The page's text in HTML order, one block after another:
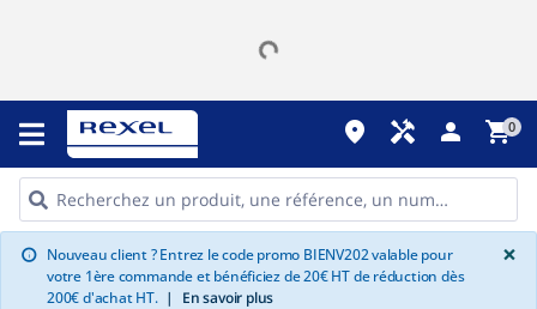
place handyman person shopping_cart0
info Nouveau client ? Entrez le code promo BIENV202 valable pour
votre 1ère commande et bénéficiez de 20€ HT de réduction dès
200€ d'achat HT. | En savoir plus
×